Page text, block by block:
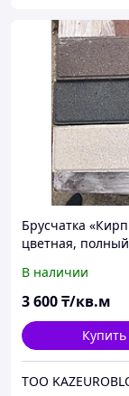
Брусчатка
цветная, полный
В наличии
3 600₸/кв.м
Купить
ТОО